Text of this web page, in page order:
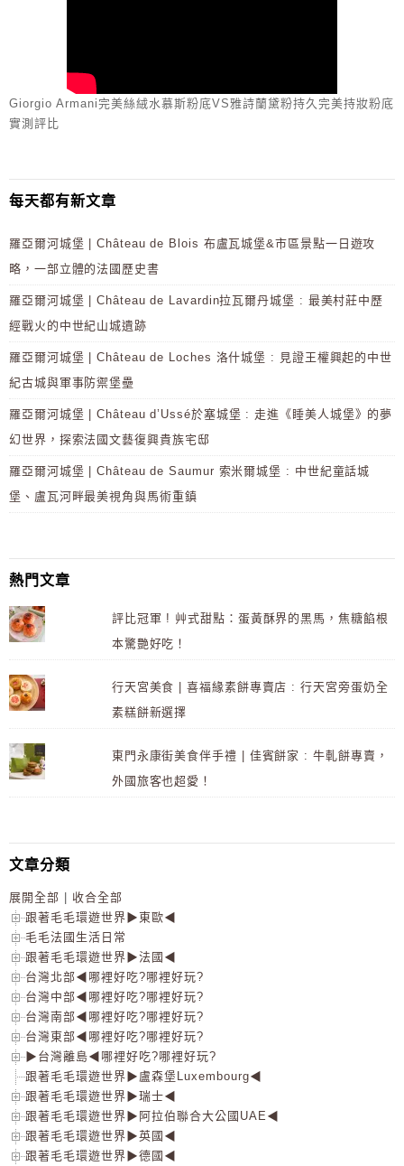
Giorgio Armani完美絲絨水慕斯粉底VS雅詩蘭黛粉持久完美持妝粉底
實測評比
每天都有新文章
羅亞爾河城堡 | Château de Blois 布盧瓦城堡&市區景點一日遊攻
略，一部立體的法國歷史書
羅亞爾河城堡 | Château de Lavardin拉瓦爾丹城堡 : 最美村莊中歷
經戰火的中世紀山城遺跡
羅亞爾河城堡 | Château de Loches 洛什城堡 : 見證王權興起的中世
紀古城與軍事防禦堡壘
羅亞爾河城堡 | Château d’Ussé於塞城堡 : 走進《睡美人城堡》的夢
幻世界，探索法國文藝復興貴族宅邸
羅亞爾河城堡 | Château de Saumur 索米爾城堡 : 中世紀童話城
堡、盧瓦河畔最美視角與馬術重鎮
熱門文章
評比冠軍 ! 艸式甜點：蛋黃酥界的黑馬，焦糖餡根
本驚艷好吃！
行天宮美食 | 喜福緣素餅專賣店 : 行天宮旁蛋奶全
素糕餅新選擇
東門永康街美食伴手禮 | 佳賓餅家 : 牛軋餅專賣，
外國旅客也超愛！
文章分類
展開全部
收合全部
跟著毛毛環遊世界▶東歐◀
毛毛法國生活日常
跟著毛毛環遊世界▶法國◀
台灣北部◀哪裡好吃?哪裡好玩?
台灣中部◀哪裡好吃?哪裡好玩?
台灣南部◀哪裡好吃?哪裡好玩?
台灣東部◀哪裡好吃?哪裡好玩?
▶台灣離島◀哪裡好吃?哪裡好玩?
跟著毛毛環遊世界▶盧森堡Luxembourg◀
跟著毛毛環遊世界▶瑞士◀
跟著毛毛環遊世界▶阿拉伯聯合大公國UAE◀
跟著毛毛環遊世界▶英國◀
跟著毛毛環遊世界▶德國◀